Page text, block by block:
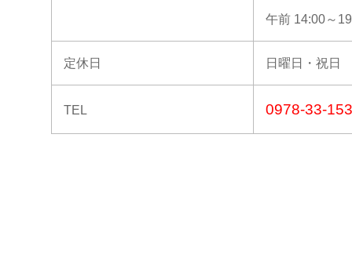
午前 14:00～
定休日 日曜日・祝日
TEL 0978-33-